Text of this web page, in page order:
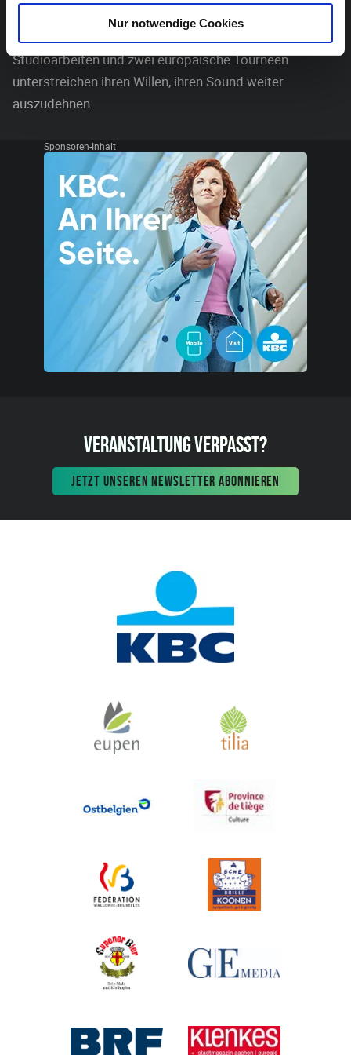
Nur notwendige Cookies
Dem Konzertbesucher geben sie die Möglichkeit, ganz
nah an ihren Gefühlswelten dran zu sein. Mehrere
Studioarbeiten und zwei europäische Tourneen
unterstreichen ihren Willen, ihren Sound weiter
auszudehnen.
Sponsoren-Inhalt
VERANSTALTUNG VERPASST?
JETZT UNSEREN NEWSLETTER ABONNIEREN